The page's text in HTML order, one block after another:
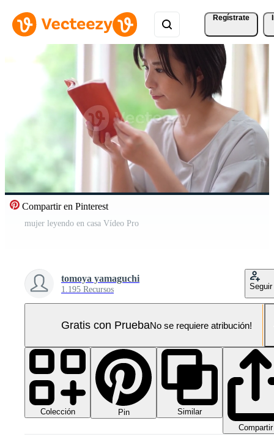
Regístrate
Compartir en Pinterest
mujer leyendo en casa Vídeo Pro
tomoya yamaguchi
1.195 Recursos Seguir
Gratis con PruebaNo se requiere atribución!
Colección Pin
Similar
Compartir